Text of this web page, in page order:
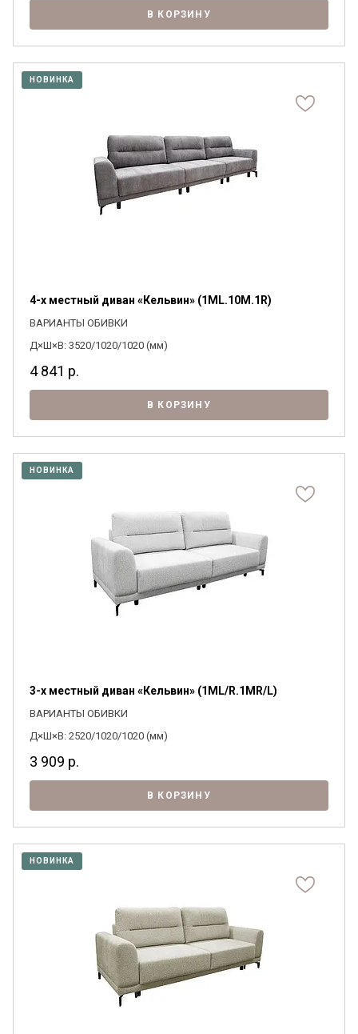
В КОРЗИНУ
НОВИНКА
4-х местный диван «Кельвин» (1ML.10M.1R)
ВАРИАНТЫ ОБИВКИ
Д×Ш×В: 3520/1020/1020 (мм)
4 841 р.
В КОРЗИНУ
НОВИНКА
3-х местный диван «Кельвин» (1ML/R.1MR/L)
ВАРИАНТЫ ОБИВКИ
Д×Ш×В: 2520/1020/1020 (мм)
3 909 р.
В КОРЗИНУ
НОВИНКА